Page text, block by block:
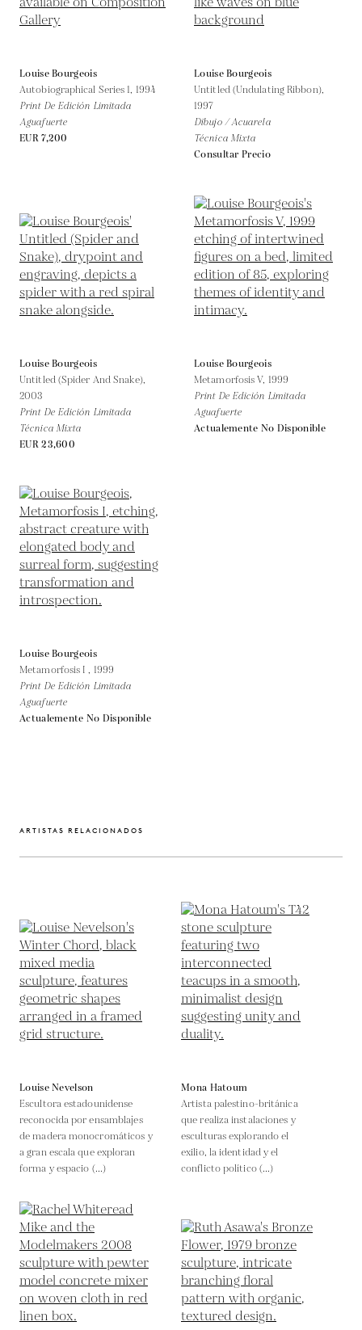
Louise Bourgeois
Autobiographical Series 1, 1994
Print De Edición Limitada
Aguafuerte
EUR 7,200
Louise Bourgeois
Untitled (Undulating Ribbon),
1997
Dibujo / Acuarela
Técnica Mixta
Consultar Precio
Louise Bourgeois
Untitled (Spider And Snake),
2003
Print De Edición Limitada
Técnica Mixta
EUR 23,600
Louise Bourgeois
Metamorfosis V, 1999
Print De Edición Limitada
Aguafuerte
Actualemente No Disponible
Louise Bourgeois
Metamorfosis I , 1999
Print De Edición Limitada
Aguafuerte
Actualemente No Disponible
ARTISTAS RELACIONADOS
Louise Nevelson
Escultora estadounidense
reconocida por ensamblajes
de madera monocromáticos y
a gran escala que exploran
forma y espacio (...)
Mona Hatoum
Artista palestino-británica
que realiza instalaciones y
esculturas explorando el
exilio, la identidad y el
conflicto político (...)